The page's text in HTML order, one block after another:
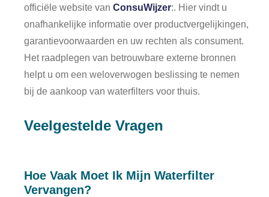
officiële website van ConsuWijzer:. Hier vindt u
onafhankelijke informatie over productvergelijkingen,
garantievoorwaarden en uw rechten als consument.
Het raadplegen van betrouwbare externe bronnen
helpt u om een weloverwogen beslissing te nemen
bij de aankoop van waterfilters voor thuis.
Veelgestelde Vragen
Hoe Vaak Moet Ik Mijn Waterfilter
Vervangen?